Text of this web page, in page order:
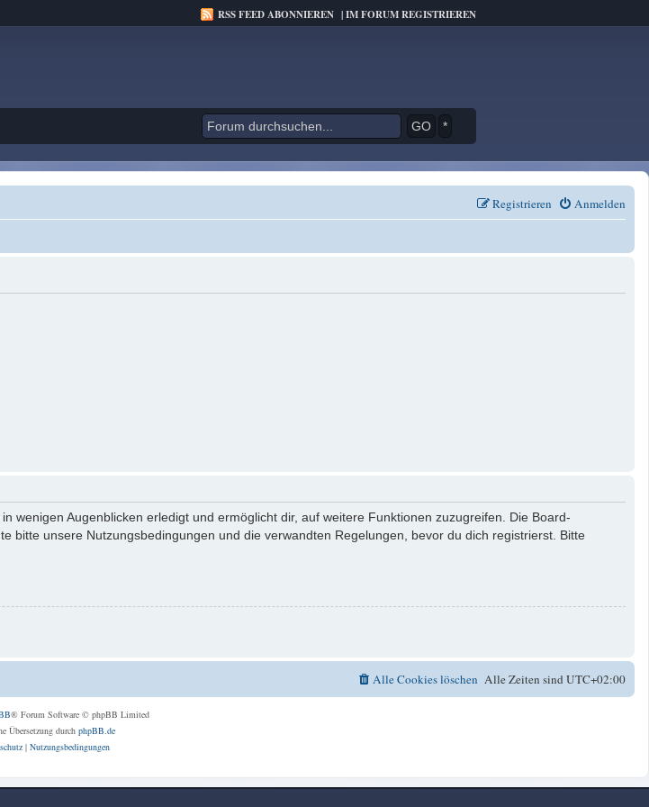
RSS FEED ABONNIEREN |IM FORUM REGISTRIEREN
*
Anmelden
Registrieren
Augenblicken erledigt und ermöglicht dir, auf weitere Funktionen zuzugreifen. Die Board-
bitte unsere Nutzungsbedingungen und die verwandten Regelungen, bevor du dich registrierst. Bitte
Alle Zeiten sindUTC+02:00
Alle Cookies löschen
® Forum Software © phpBB Limited
Übersetzung durch phpBB.de
| Nutzungsbedingungen